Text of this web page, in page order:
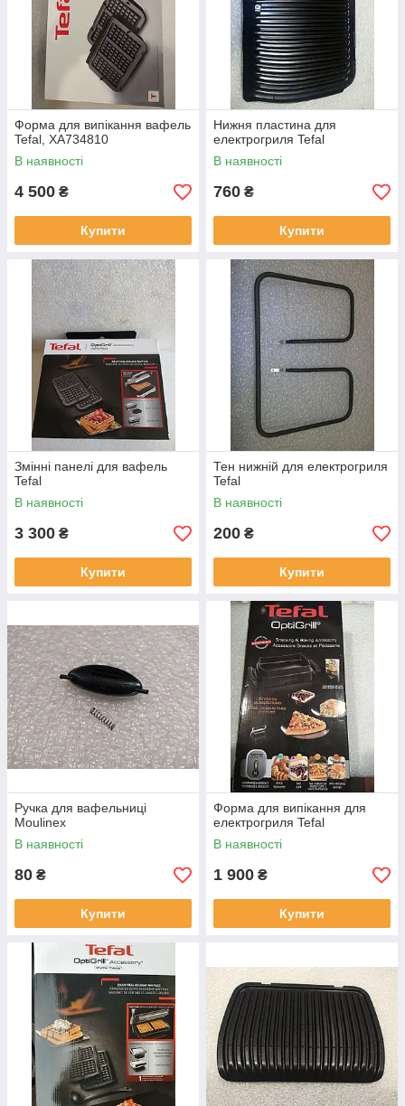
Форма для випікання вафель
Tefal, XA734810
В наявності
4 500 ₴
Купити
Нижня пластина для
електрогриля Tefal
В наявності
760 ₴
Купити
Змінні панелі для вафель
Tefal
В наявності
3 300 ₴
Купити
Тен нижній для електрогриля
Tefal
В наявності
200 ₴
Купити
Ручка для вафельниці
Moulinex
В наявності
80 ₴
Купити
Форма для випікання для
електрогриля Tefal
В наявності
1 900 ₴
Купити